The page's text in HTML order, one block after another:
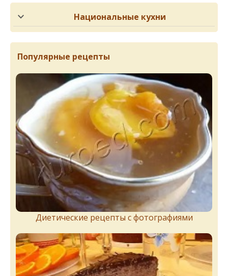
Национальные кухни
Популярные рецепты
Диетические рецепты с фотографиями